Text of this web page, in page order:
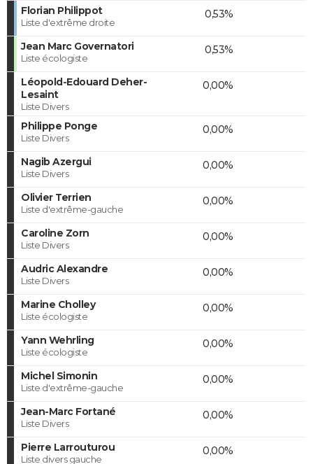
Florian Philippot
Liste d'extrême droite
0,53%
Jean Marc Governatori
Liste écologiste
0,53%
Léopold-Edouard Deher-
Lesaint
Liste Divers
0,00%
Philippe Ponge
Liste Divers
0,00%
Nagib Azergui
Liste Divers
0,00%
Olivier Terrien
Liste d'extrême-gauche
0,00%
Caroline Zorn
Liste Divers
0,00%
Audric Alexandre
Liste Divers
0,00%
Marine Cholley
Liste écologiste
0,00%
Yann Wehrling
Liste écologiste
0,00%
Michel Simonin
Liste d'extrême-gauche
0,00%
Jean-Marc Fortané
Liste Divers
0,00%
Pierre Larrouturou
Liste divers gauche
0,00%